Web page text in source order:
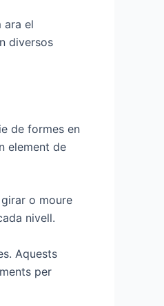
ara el
diversos
de formes en
element de
o moure
nivell.
Aquests
per